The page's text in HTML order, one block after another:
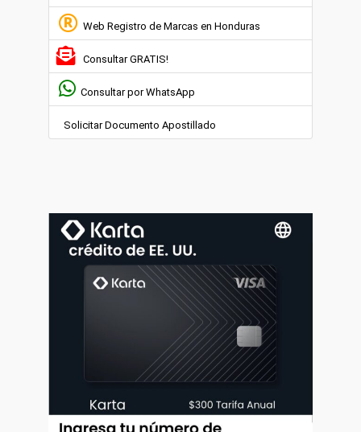
Web Registro de Marcas en Honduras
Consultar GRATIS!
Consultar por WhatsApp
Solicitar Documento Apostillado